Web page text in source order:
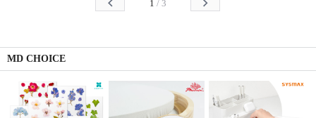
1 / 3
MD CHOICE